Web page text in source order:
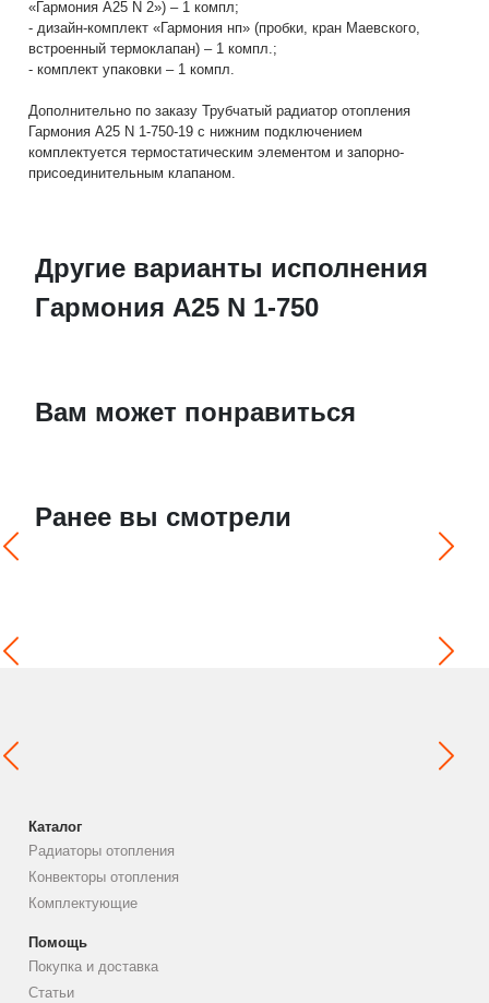
«Гармония А25 N 2») – 1 компл;
- дизайн-комплект «Гармония нп» (пробки, кран Маевского,
встроенный термоклапан) – 1 компл.;
- комплект упаковки – 1 компл.
Дополнительно по заказу Трубчатый радиатор отопления
Гармония А25 N 1-750-19 с нижним подключением
комплектуется термостатическим элементом и запорно-
присоединительным клапаном.
Другие варианты исполнения
Гармония А25 N 1-750
Вам может понравиться
Ранее вы смотрели
Каталог
Радиаторы отопления
Конвекторы отопления
Комплектующие
Помощь
Покупка и доставка
Статьи